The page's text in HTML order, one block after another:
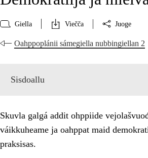
Giella Viečča Juoge
Oahppoplánii sámegiella nubbingiellan 2
Sisdoallu
Skuvla galgá addit ohppiide
váikkuheame ja oahppat maid
praksisas.